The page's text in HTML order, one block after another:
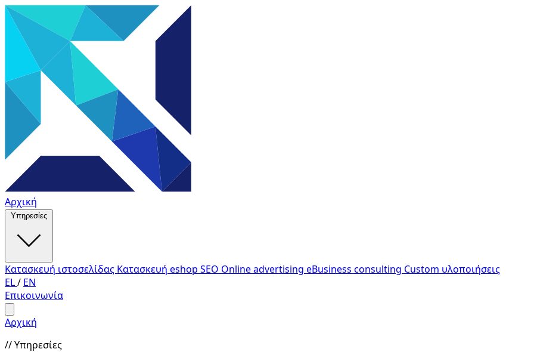
Αρχική
Κατασκευή ιστοσελίδας Κατασκευή eshop SEO Online advertising eBusiness consulting Custom υλοποιήσεις
EL/ EN
Επικοινωνία
Αρχική
// Υπηρεσίες